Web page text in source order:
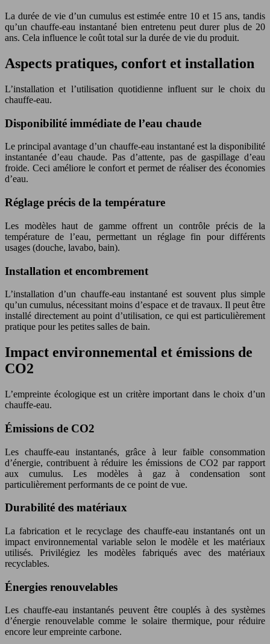
La durée de vie d’un cumulus est estimée entre 10 et 15 ans, tandis
qu’un chauffe-eau instantané bien entretenu peut durer plus de 20
ans. Cela influence le coût total sur la durée de vie du produit.
Aspects pratiques, confort et installation
L’installation et l’utilisation quotidienne influent sur le choix du
chauffe-eau.
Disponibilité immédiate de l’eau chaude
Le principal avantage d’un chauffe-eau instantané est la disponibilité
instantanée d’eau chaude. Pas d’attente, pas de gaspillage d’eau
froide. Ceci améliore le confort et permet de réaliser des économies
d’eau.
Réglage précis de la température
Les modèles haut de gamme offrent un contrôle précis de la
température de l’eau, permettant un réglage fin pour différents
usages (douche, lavabo, bain).
Installation et encombrement
L’installation d’un chauffe-eau instantané est souvent plus simple
qu’un cumulus, nécessitant moins d’espace et de travaux. Il peut être
installé directement au point d’utilisation, ce qui est particulièrement
pratique pour les petites salles de bain.
Impact environnemental et émissions de
CO2
L’empreinte écologique est un critère important dans le choix d’un
chauffe-eau.
Émissions de CO2
Les chauffe-eau instantanés, grâce à leur faible consommation
d’énergie, contribuent à réduire les émissions de CO2 par rapport
aux cumulus. Les modèles à gaz à condensation sont
particulièrement performants de ce point de vue.
Durabilité des matériaux
La fabrication et le recyclage des chauffe-eau instantanés ont un
impact environnemental variable selon le modèle et les matériaux
utilisés. Privilégiez les modèles fabriqués avec des matériaux
recyclables.
Énergies renouvelables
Les chauffe-eau instantanés peuvent être couplés à des systèmes
d’énergie renouvelable comme le solaire thermique, pour réduire
encore leur empreinte carbone.